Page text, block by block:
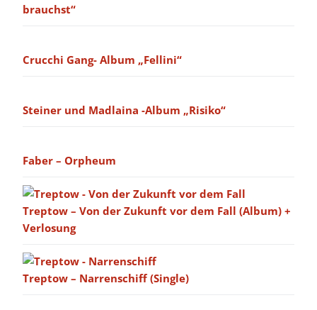
brauchst“
Crucchi Gang- Album „Fellini“
Steiner und Madlaina -Album „Risiko“
Faber – Orpheum
Treptow – Von der Zukunft vor dem Fall (Album) +
Verlosung
Treptow – Narrenschiff (Single)